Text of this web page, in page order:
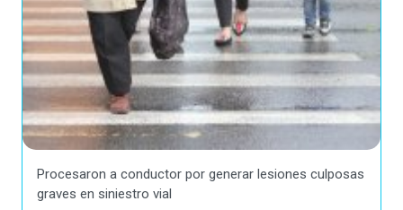
Procesaron a conductor por generar lesiones culposas
graves en siniestro vial